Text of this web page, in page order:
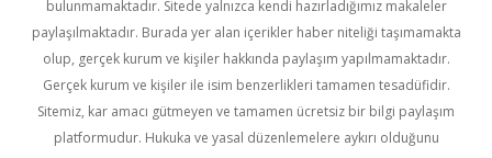
bulunmamaktadır. Sitede yalnızca kendi hazırladığımız makaleler
paylaşılmaktadır. Burada yer alan içerikler haber niteliği taşımamakta
olup, gerçek kurum ve kişiler hakkında paylaşım yapılmamaktadır.
Gerçek kurum ve kişiler ile isim benzerlikleri tamamen tesadüfidir.
Sitemiz, kar amacı gütmeyen ve tamamen ücretsiz bir bilgi paylaşım
platformudur. Hukuka ve yasal düzenlemelere aykırı olduğunu